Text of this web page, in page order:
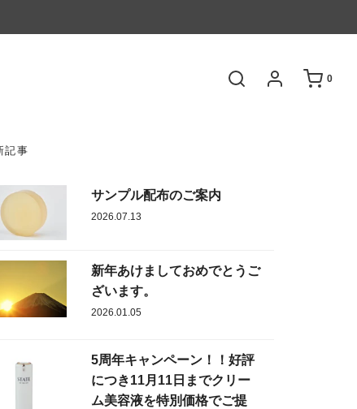
0
記事
サンプル配布のご案内
2026.07.13
新年あけましておめでとうご
ざいます。
2026.01.05
5周年キャンペーン！！好評
につき11月11日までクリー
ム美容液を特別価格でご提